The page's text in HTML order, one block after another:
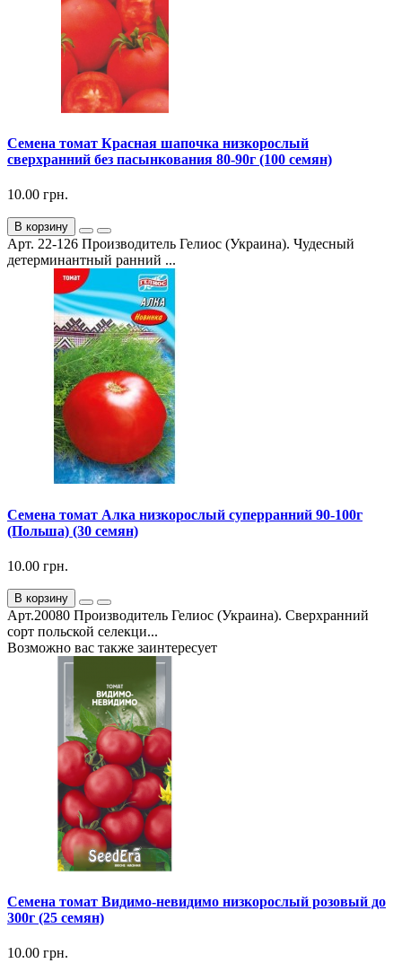
Семена томат Красная шапочка низкорослый
сверхранний без пасынкования 80-90г (100 семян)
10.00 грн.
В корзину
Арт. 22-126 Производитель Гелиос (Украина). Чудесный
детерминантный ранний ...
Семена томат Алка низкорослый суперранний 90-100г
(Польша) (30 семян)
10.00 грн.
В корзину
Арт.20080 Производитель Гелиос (Украина). Сверхранний
сорт польской селекци...
Возможно вас также заинтересует
Семена томат Видимо-невидимо низкорослый розовый до
300г (25 семян)
10.00 грн.